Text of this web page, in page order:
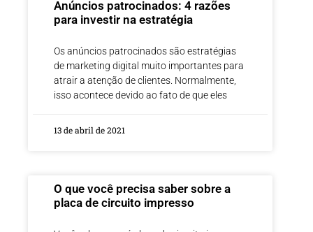
Anúncios patrocinados: 4 razões
para investir na estratégia
Os anúncios patrocinados são estratégias
de marketing digital muito importantes para
atrair a atenção de clientes. Normalmente,
isso acontece devido ao fato de que eles
13 de abril de 2021
O que você precisa saber sobre a
placa de circuito impresso